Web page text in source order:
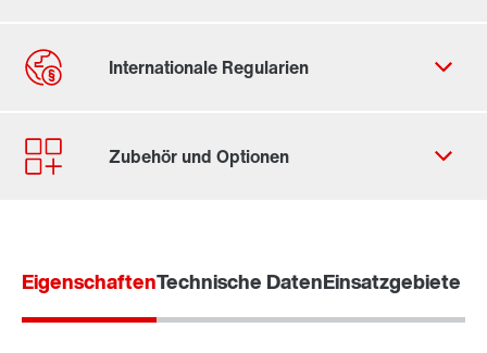
Kontaktformular
Standorte/Kontakt weltweit
EigenschaftenTechnische DatenEinsatzgebiete